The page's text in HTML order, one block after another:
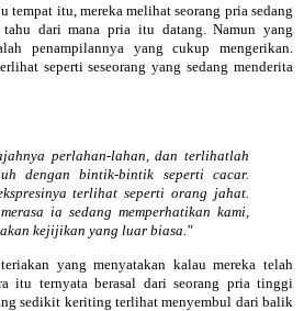
tempat itu, mereka melihat seorang pria sedang
dari mana pria itu datang. Namun yang
penampilannya yang cukup mengerikan.
seperti seseorang yang sedang menderita
perlahan-lahan, dan terlihatlah
dengan bintik-bintik seperti cacar.
terlihat seperti orang jahat.
ia sedang memperhatikan kami,
kejijikan yang luar biasa."
yang menyatakan kalau mereka telah
itu ternyata berasal dari seorang pria tinggi
sedikit keriting terlihat menyembul dari balik